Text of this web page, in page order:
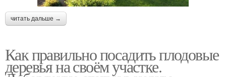
читать дальше →
Как правильно посадить плодовые
деревья на своём участке.